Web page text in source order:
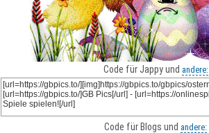
Code für Jappy und andere:
Code für Blogs und andere: